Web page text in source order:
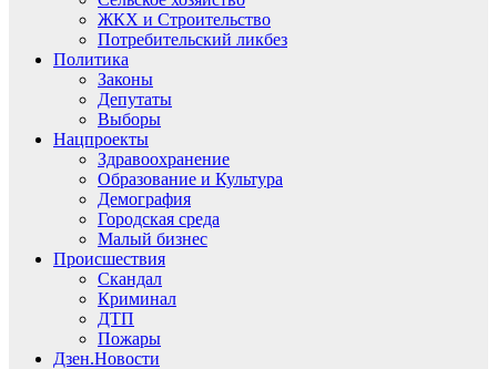
ЖКХ и Строительство
Потребительский ликбез
Политика
Законы
Депутаты
Выборы
Нацпроекты
Здравоохранение
Образование и Культура
Демография
Городская среда
Малый бизнес
Происшествия
Скандал
Криминал
ДТП
Пожары
Дзен.Новости